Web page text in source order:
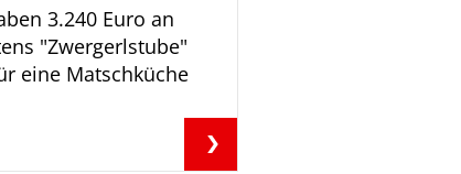
3.240 Euro an
"Zwergerlstube"
eine Matschküche